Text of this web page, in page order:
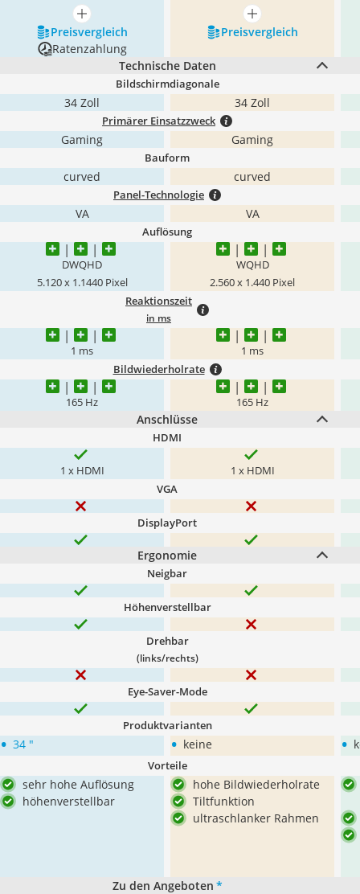
mehr anzeigen
mehr anzeigen
Preis­vergleich
Preis­vergleich
Ratenzahlung
Technische Daten
Bildschirmdiagonale
34 Zoll 34 Zoll
Primärer Einsatzzweck
Gaming Gaming
Bauform
curved curved
Panel-Technologie
VA VA
Auflösung
DWQHD
5.120 x 1.1440 Pixel
WQHD
2.560 x 1.440 Pixel
Reaktionszeit
in ms
1 ms 1 ms
Bildwiederholrate
165 Hz 165 Hz
Anschlüsse
HDMI
1 x HDMI 1 x HDMI
VGA
DisplayPort
Ergonomie
Neigbar
Höhenverstellbar
Drehbar
(links/rechts)
Eye-Saver-Mode
Produktvarianten
• 34 " • keine •
Vorteile
sehr hohe Auflösung
höhenverstellbar
hohe Bildwiederholrate
Tiltfunktion
ultraschlanker Rahmen
Zu den Angeboten *